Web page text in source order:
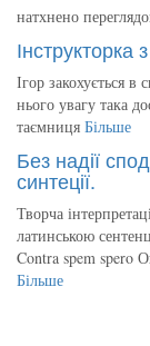
натхнено
Інструкторка
Ігор закохується
нього увагу така
таємниця Більше
Без надії
синтеції.
Творча
латинською
Contra spem spero
Більше